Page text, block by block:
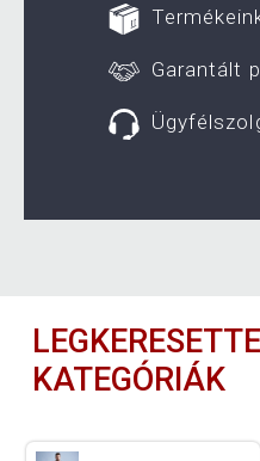
Garantált
KATEGÓRIÁK